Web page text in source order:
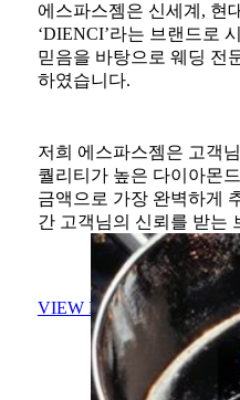
에스파스젬은 신세계, 현
‘DIENCI’라는 브랜드로
믿음을 바탕으로 웨딩 전
하였습니다.
저희 에스파스젬은 고객
퀄리티가 높은 다이아몬
금액으로 가장 완벽하게
간 고객님의 신뢰를 받는
VIEW HISTORY